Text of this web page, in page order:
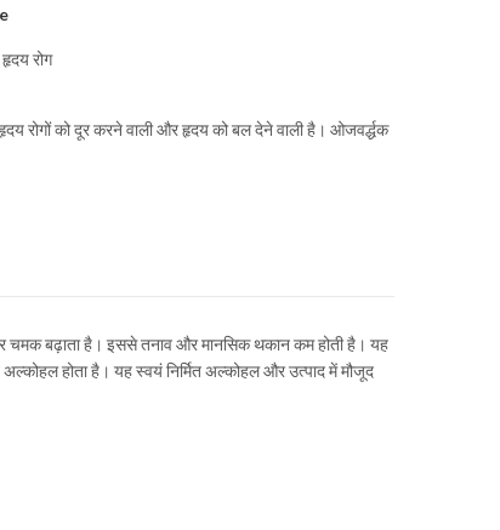
हृदय रोग
रोगों को दूर करने वाली और हृदय को बल देने वाली है। ओजवर्द्धक
पर चमक बढ़ाता है। इससे तनाव और मानसिक थकान कम होती है। यह
होता है। यह स्वयं निर्मित अल्कोहल और उत्पाद में मौजूद